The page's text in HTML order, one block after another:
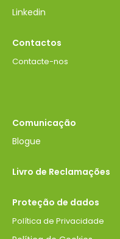
Linkedin
Contactos
Contacte-nos
Comunicação
Blogue
Livro de Reclamações
Proteção de dados
Política de Privacidade